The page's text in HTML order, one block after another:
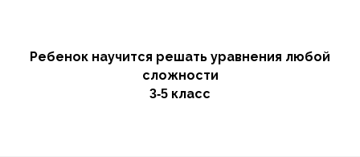
Ребенок научится решать уравнения любой
сложности
3-5 класс